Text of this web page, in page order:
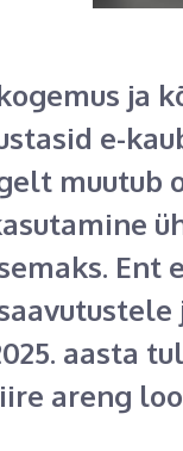
ja
e-
muutub
aasta
areng